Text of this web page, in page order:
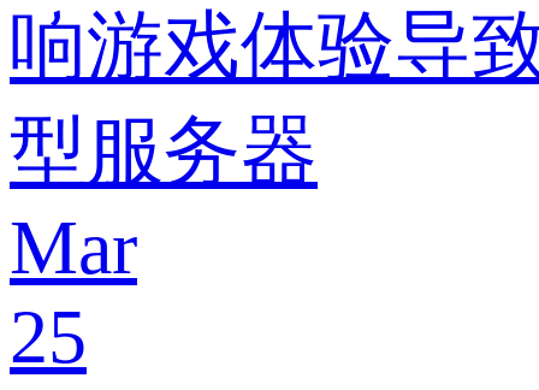
响游戏体验导
型服务器
Mar
25